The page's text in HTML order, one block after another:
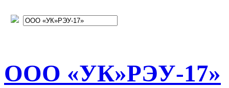
ООО «УК»РЭУ-17»